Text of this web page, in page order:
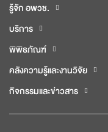
รู้จัก อพวช.
บริการ
พิพิธภัณฑ์
คลังความรู้และงานวิจัย
กิจกรรมและข่าวสาร